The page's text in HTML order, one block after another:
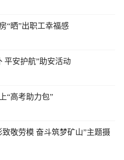
“晒”出职工幸福感
平安护航”助安活动
“高考助力包”
敬劳模 奋斗筑梦矿山”主题摄